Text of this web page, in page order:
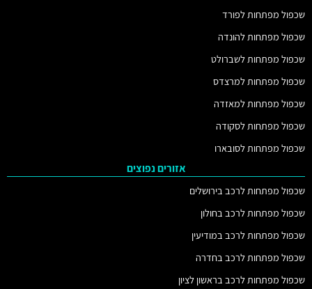
שכפול מפתחות לפורד
שכפול מפתחות להונדה
שכפול מפתחות לשברולט
שכפול מפתחות למרצדס
שכפול מפתחות למאזדה
שכפול מפתחות לסקודה
שכפול מפתחות לסובארו
אזורים נפוצים
שכפול מפתחות לרכב בירושלים
שכפול מפתחות לרכב בחולון
שכפול מפתחות לרכב במודיעין
שכפול מפתחות לרכב בחדרה
שכפול מפתחות לרכב בראשון לציון